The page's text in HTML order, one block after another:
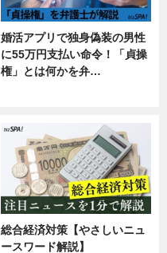
婚活アプリで独身偽装の男性
に55万円支払い命令！「貞操
権」とは何かを弁…
総合経済対策【やさしいニュ
ースワード解説】